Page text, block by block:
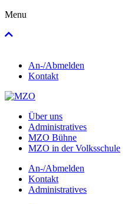
Menu
An-/Abmelden
Kontakt
Über uns
Administratives
MZO Bühne
MZO in der Volksschule
An-/Abmelden
Kontakt
Administratives